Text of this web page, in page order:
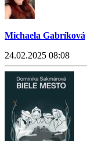
Michaela Gabríková
24.02.2025 08:08